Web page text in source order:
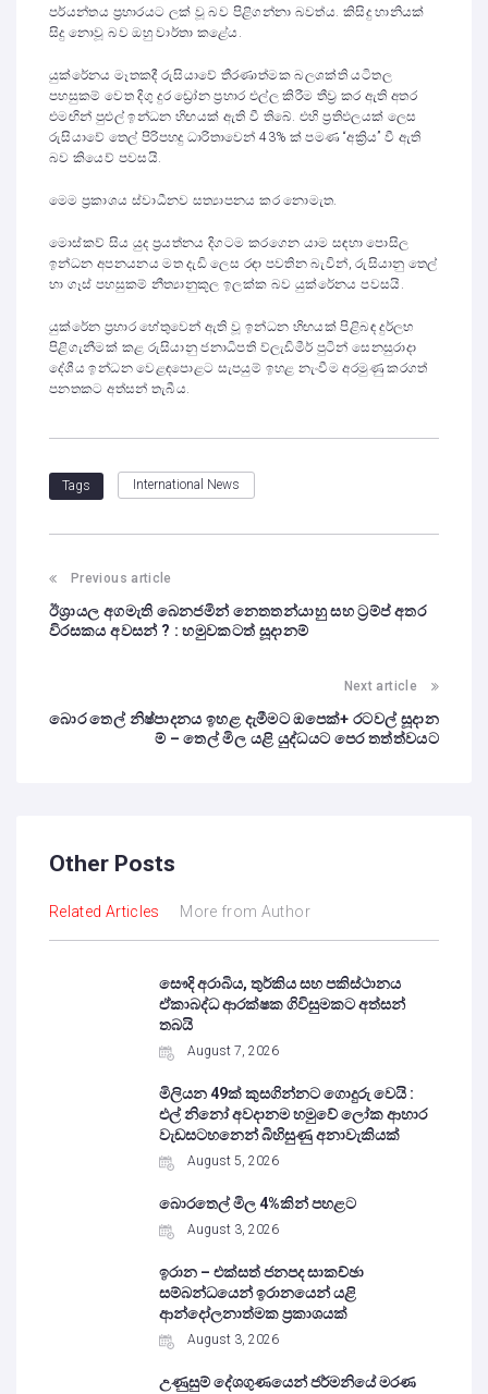
පර්යන්තය ප්‍රහාරයට ලක් වූ බව පිළිගන්නා බවත්ය. කිසිදු හානියක්
සිදු නොවූ බව ඔහු වාර්තා කළේය.
යුක්රේනය මෑතකදී රුසියාවේ තීරණාත්මක බලශක්ති යටිතල
පහසුකම් වෙත දිගු දුර ඩ්‍රෝන ප්‍රහාර එල්ල කිරීම තීව්‍ර කර ඇති අතර
එමඟින් පුළුල් ඉන්ධන හිඟයක් ඇති වී තිබේ. එහි ප්‍රතිඵලයක් ලෙස
රුසියාවේ තෙල් පිරිපහදු ධාරිතාවෙන් 43% ක් පමණ “අක්‍රිය” වී ඇති
බව කියෙව් පවසයි.
මෙම ප්‍රකාශය ස්වාධීනව සත්‍යාපනය කර නොමැත.
මොස්කව් සිය යුද ප්‍රයත්නය දිගටම කරගෙන යාම සඳහා පොසිල
ඉන්ධන අපනයනය මත දැඩි ලෙස රඳා පවතින බැවින්, රුසියානු තෙල්
හා ගෑස් පහසුකම් නීත්‍යානුකූල ඉලක්ක බව යුක්රේනය පවසයි.
යුක්රේන ප්‍රහාර හේතුවෙන් ඇති වූ ඉන්ධන හිඟයක් පිළිබඳ දුර්ලභ
පිළිගැනීමක් කළ රුසියානු ජනාධිපති ව්ලැඩිමීර් පුටින් සෙනසුරාදා
දේශීය ඉන්ධන වෙළඳපොළට සැපයුම් ඉහළ නැංවීම අරමුණු කරගත්
පනතකට අත්සන් තැබීය.
Tags International News
Previous article
ඊශ්‍රායල අගමැති ‌‌බෙනජමින් නෙතතන්යාහු සහ ට්‍රම්ප් අතර
විරසකය අවසන් ? : හමුවකටත් සූදානම්
Next article
බොර තෙල් නිෂ්පාදනය ඉහළ දැමීමට ඔපෙක්+ රටවල් සූදාන
ම් – තෙල් මිල යළි යුද්ධයට පෙර තත්ත්වයට
Other Posts
Related Articles More from Author
සෞදි අරාබිය, තුර්කිය සහ පකිස්ථානය
ඒකාබද්ධ ආරක්ෂක ගිවිසුමකට අත්සන්
තබයි
August 7, 2026
මිලියන 49ක් කුසගින්නට ගොදුරු වෙයි :
එල් නිනෝ අවදානම හමුවේ ලෝක ආහාර
වැඩසටහනෙන් බිහිසුණු අනාවැකියක්
August 5, 2026
බොරතෙල් මිල 4%කින් පහළට
August 3, 2026
ඉරාන – එක්සත් ජනපද සාකච්ඡා
සම්බන්ධයෙන් ඉරානයෙන් යළි
ආන්දෝලනාත්මක ප්‍රකාශයක්
August 3, 2026
උණුසුම් දේශගුණයෙන් ජර්මනියේ මරණ